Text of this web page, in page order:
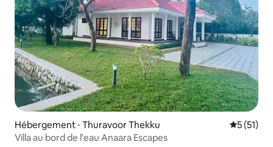
Hébergement ⋅ Thuravoor Thekku
5 (51)
Villa au bord de l'eau Anaara Escapes